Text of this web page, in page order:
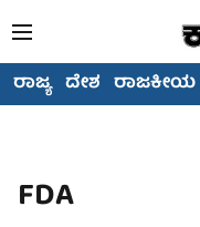
ರಾಜ್ಯ ದೇಶ ರಾಜಕೀಯ
FDA